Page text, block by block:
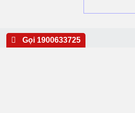
Gọi 1900633725